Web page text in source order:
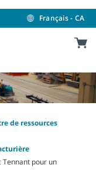
Français - CA
de ressources
Tennant pour un